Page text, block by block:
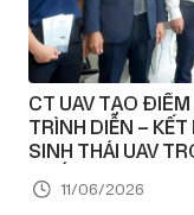
CT UAV TẠO
TRÌNH DIỄN –
SINH THÁI UAV
THẤP”
11/06/2026